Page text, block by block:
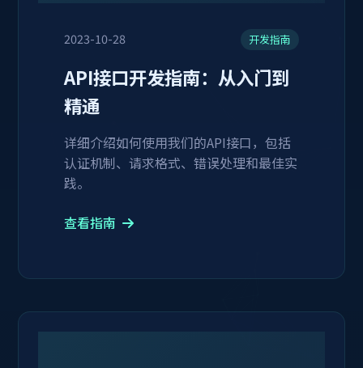
2023-10-28 开发指南
API接口开发指南：从入门到
精通
详细介绍如何使用我们的API接口，包括
认证机制、请求格式、错误处理和最佳实
践。
查看指南